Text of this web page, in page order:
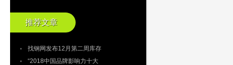
推荐文章
找钢网发布12月第二周库存
“2018中国品牌影响力十大